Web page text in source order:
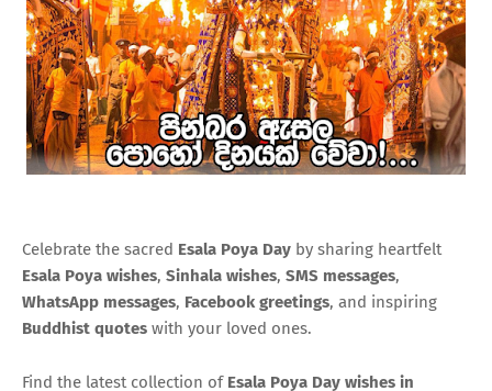
Celebrate the sacred Esala Poya Day by sharing heartfelt
Esala Poya wishes, Sinhala wishes, SMS messages,
WhatsApp messages, Facebook greetings, and inspiring
Buddhist quotes with your loved ones.
Find the latest collection of Esala Poya Day wishes in